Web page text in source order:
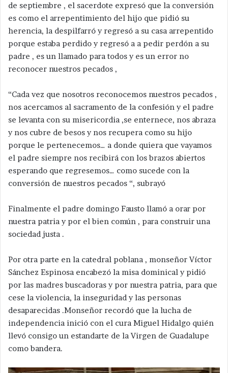
de septiembre , el sacerdote expresó que la conversión
es como el arrepentimiento del hijo que pidió su
herencia, la despilfarró y regresó a su casa arrepentido
porque estaba perdido y regresó a a pedir perdón a su
padre , es un llamado para todos y es un error no
reconocer nuestros pecados ,
“Cada vez que nosotros reconocemos nuestros pecados ,
nos acercamos al sacramento de la confesión y el padre
se levanta con su misericordia ,se enternece, nos abraza
y nos cubre de besos y nos recupera como su hijo
porque le pertenecemos… a donde quiera que vayamos
el padre siempre nos recibirá con los brazos abiertos
esperando que regresemos… como sucede con la
conversión de nuestros pecados “, subrayó
Finalmente el padre domingo Fausto llamó a orar por
nuestra patria y por el bien común , para construir una
sociedad justa .
Por otra parte en la catedral poblana , monseñor Víctor
Sánchez Espinosa encabezó la misa dominical y pidió
por las madres buscadoras y por nuestra patria, para que
cese la violencia, la inseguridad y las personas
desaparecidas .Monseñor recordó que la lucha de
independencia inició con el cura Miguel Hidalgo quién
llevó consigo un estandarte de la Virgen de Guadalupe
como bandera.